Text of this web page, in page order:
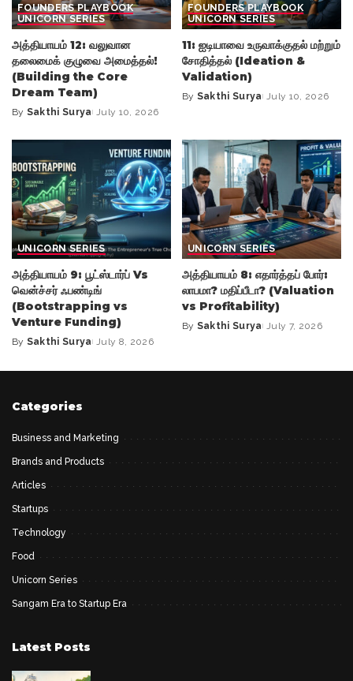
FOUNDERS PLAYBOOK
UNICORN SERIES
அத்தியாயம் 12: வலுவான
தலைமைக் குழுவை அமைத்தல்!
(Building the Core
Dream Team)
Posted
By Sakthi Surya July 10, 2026
FOUNDERS PLAYBOOK
UNICORN SERIES
11: ஐடியாவை உருவாக்குதல் மற்றும்
சோதித்தல் (Ideation &
Validation)
Posted
By Sakthi Surya July 10, 2026
UNICORN SERIES
அத்தியாயம் 9: பூட்ஸ்டார்ப் Vs
வென்ச்சர் ஃபண்டிங்
(Bootstrapping vs
Venture Funding)
Posted
By Sakthi Surya July 8, 2026
UNICORN SERIES
அத்தியாயம் 8: எதார்த்தப் போர்:
லாபமா? மதிப்பீடா? (Valuation
vs Profitability)
Posted
By Sakthi Surya July 7, 2026
Categories
Business and Marketing
Brands and Products
Articles
Startups
Technology
Food
Unicorn Series
Sangam Era to Startup Era
Latest Posts